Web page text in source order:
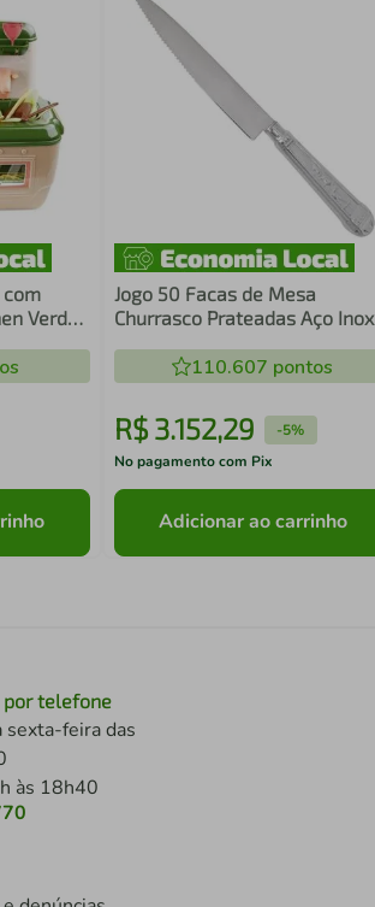
com
Verde
Jogo 50 Facas de Mesa
Churrasco Prateadas Aço Inox
110.607 pontos
R$ 3.152,29 -5%
No pagamento com Pix
Adicionar ao carrinho
por telefone
sexta-feira das
às 18h40